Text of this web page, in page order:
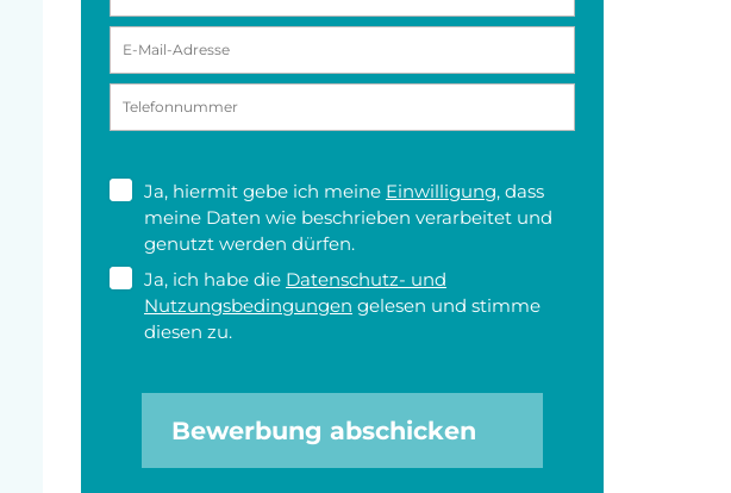
Ja, hiermit gebe ich meine Einwilligung, dass
meine Daten wie beschrieben verarbeitet und
genutzt werden dürfen.
Ja, ich habe die Datenschutz- und
Nutzungsbedingungen gelesen und stimme
diesen zu.
Bewerbung abschicken